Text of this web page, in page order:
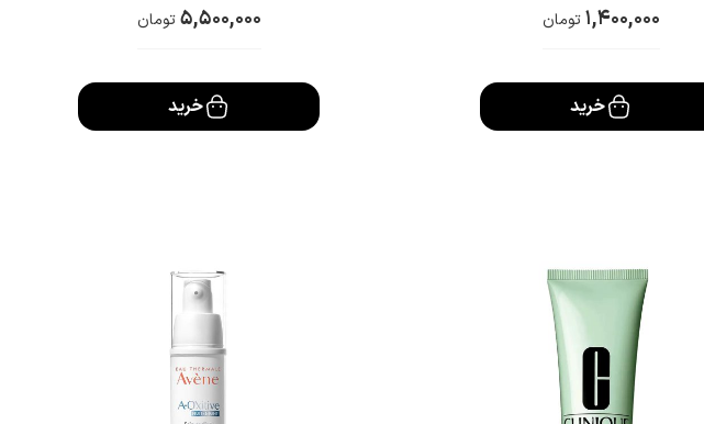
1,400,000 تومان
خرید
5,500,000 تومان
خرید